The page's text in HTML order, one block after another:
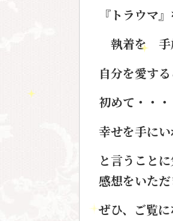
『トラウマ
執着を 手
自分を愛す
初めて・・・
幸せを手にい
と言うこと
感想をいただ
ぜひ、ご覧に